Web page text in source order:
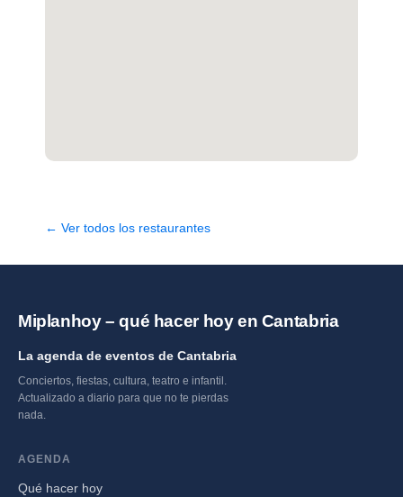
← Ver todos los restaurantes
Miplanhoy – qué hacer hoy en Cantabria
La agenda de eventos de Cantabria
Conciertos, fiestas, cultura, teatro e infantil.
Actualizado a diario para que no te pierdas
nada.
AGENDA
Qué hacer hoy